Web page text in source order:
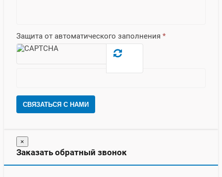
Защита от автоматического заполнения *
СВЯЗАТЬСЯ С НАМИ
×
Заказать обратный звонок